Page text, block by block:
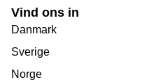
Vind ons in
Danmark
Sverige
Norge